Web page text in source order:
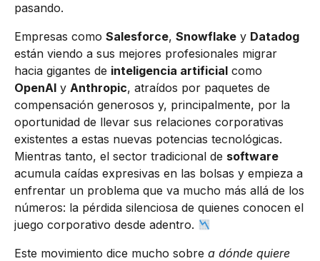
pasando.
Empresas como Salesforce, Snowflake y Datadog
están viendo a sus mejores profesionales migrar
hacia gigantes de inteligencia artificial como
OpenAI y Anthropic, atraídos por paquetes de
compensación generosos y, principalmente, por la
oportunidad de llevar sus relaciones corporativas
existentes a estas nuevas potencias tecnológicas.
Mientras tanto, el sector tradicional de software
acumula caídas expresivas en las bolsas y empieza a
enfrentar un problema que va mucho más allá de los
números: la pérdida silenciosa de quienes conocen el
juego corporativo desde adentro.
Este movimiento dice mucho sobre a dónde quiere